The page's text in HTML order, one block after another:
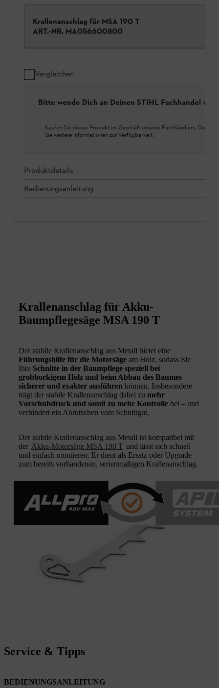
Krallenanschlag für MSA 190 T
ART.-NR. MA056600800
Vergleichen
Bitte wende Dich an Deinen STIHL Fachhandel vor
Kaufen Sie dieses Produkt im Geschäft unseres Fachhändlers. Dort
Sie weitere Informationen zur Verfügbarkeit.
Produktdetails
Bedienungsanleitung
Krallenanschlag für Akku-
Baumpflegesäge MSA 190 T
Der stabile Krallenanschlag aus Metall bietet eine
Führungshilfe für die Motorsäge am Holz, sodass Sie
Ihre Schnitte in der Baumpflege speziell bei
grobborkigem Holz und beim Abbau des Baumes
sicherer und exakter ausführen können. Insbesondere
trägt der stabile Krallenanschlag dabei zu mehr
Vorschubdruck und somit zu mehr Kontrolle bei – und
verhindert ein Abrutschen vom Schnittgut.
Der stabile Krallenanschlag aus Metall ist kompatibel mit
der Akku-Motorsäge MSA 190 T und lässt sich schnell
und einfach montieren. Er dient als Ersatz oder Upgrade
zum bereits vorhandenen, serienmäßigen Krallenanschlag.
Service & Tipps
BEDIENUNGSANLEITUNG